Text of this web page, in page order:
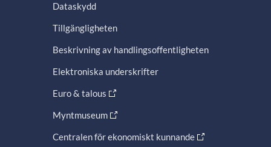
Dataskydd
Tillgängligheten
Beskrivning av handlingsoffentligheten
Elektroniska underskrifter
Euro & talous
Myntmuseum
Centralen för ekonomiskt kunnande